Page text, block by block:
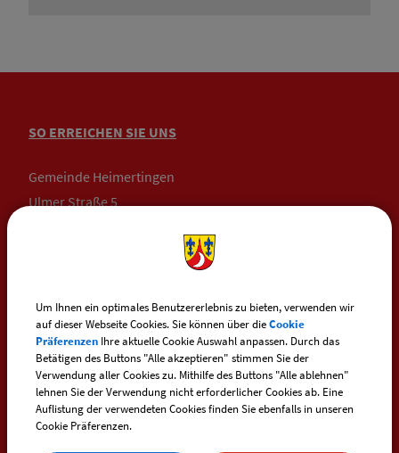
SO ERREICHEN SIE UNS
Gemeinde Heimertingen
Ulmer Straße 5
Telefax: +49 (0) 83 35 / 10 33
E-Mail:heimertingen@vg-boos.de
BayernPortal - Sicherer Kontakt
Um Ihnen ein optimales Benutzererlebnis zu bieten, verwenden wir
auf dieser Webseite Cookies. Sie können über dieCookie
Präferenzen Ihre aktuelle Cookie Auswahl anpassen. Durch das
Betätigen des Buttons "Alle akzeptieren" stimmen Sie der
Verwendung aller Cookies zu. Mithilfe des Buttons "Alle ablehnen"
lehnen Sie der Verwendung nicht erforderlicher Cookies ab. Eine
Auflistung der verwendeten Cookies finden Sie ebenfalls in unseren
Cookie Präferenzen.